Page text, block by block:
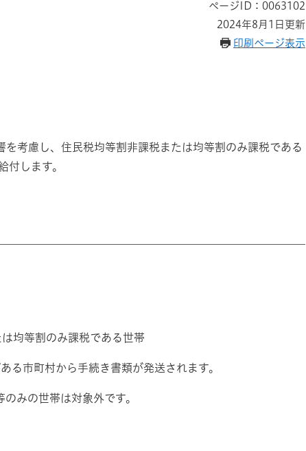
ページID：0063102
2024年8月1日更新
印刷ページ表示
考慮し、住民税均等割非課税または均等割のみ課税である
付します。
均等割のみ課税である世帯
市町村から手続き書類が発送されます。
みの世帯は対象外です。